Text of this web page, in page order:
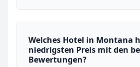
Welches Hotel in Montana
niedrigsten Preis mit den
Bewertungen?